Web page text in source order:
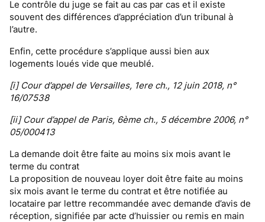
Le contrôle du juge se fait au cas par cas et il existe
souvent des différences d’appréciation d’un tribunal à
l’autre.
Enfin, cette procédure s’applique aussi bien aux
logements loués vide que meublé.
[i] Cour d’appel de Versailles, 1ere ch., 12 juin 2018, n°
16/07538
[ii] Cour d’appel de Paris, 6ème ch., 5 décembre 2006, n°
05/000413
La demande doit être faite au moins six mois avant le
terme du contrat
La proposition de nouveau loyer doit être faite au moins
six mois avant le terme du contrat et être notifiée au
locataire par lettre recommandée avec demande d’avis de
réception, signifiée par acte d’huissier ou remis en main